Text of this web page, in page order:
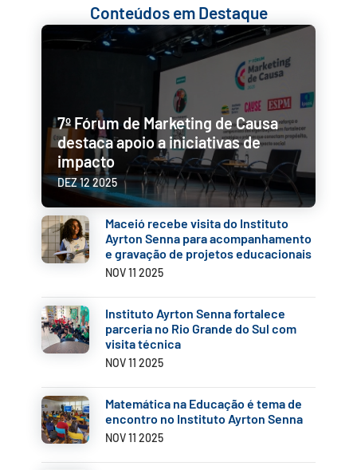
Conteúdos em Destaque
7º Fórum de Marketing de Causa
destaca apoio a iniciativas de
impacto
DEZ 12 2025
Maceió recebe visita do Instituto
Ayrton Senna para acompanhamento
e gravação de projetos educacionais
NOV 11 2025
Instituto Ayrton Senna fortalece
parceria no Rio Grande do Sul com
visita técnica
NOV 11 2025
Matemática na Educação é tema de
encontro no Instituto Ayrton Senna
NOV 11 2025